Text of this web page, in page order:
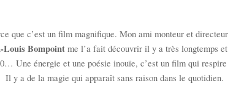
que c’est un film magnifique. Mon ami monteur et directeur
Louis Bompoint me l’a fait découvrir il y a très longtemps et
Une énergie et une poésie inouïe, c’est un film qui respire
y a de la magie qui apparaît sans raison dans le quotidien.